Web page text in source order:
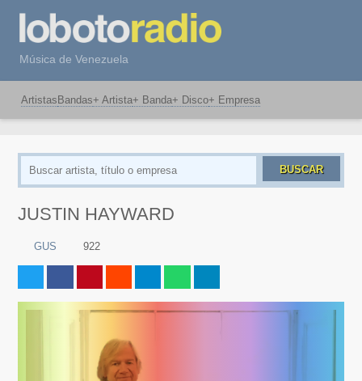
Música de Venezuela
Artistas Bandas+ Artista+ Banda+ Disco+ Empresa
BUSCAR
JUSTIN HAYWARD
GUS 922